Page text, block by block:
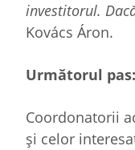
investitorul.
Kovács Áron.
Următorul
Coordonatorii
și celor